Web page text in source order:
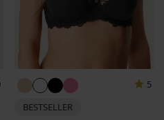
5
BESTSELLER